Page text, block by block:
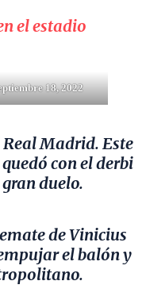
el estadio
18, 2022
Madrid. Este
con el derbi
duelo.
de Vinicius
el balón y